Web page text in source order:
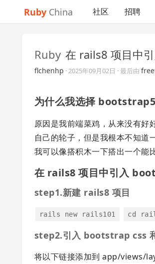
Ruby China 社区 招聘
Ruby 在 rails8 项目中
flchenhp ·2025年09月02日 · 最后由
为什么我选择
原因是我前端菜鸡，从来没有
自己的轮子，但是我根本不知
我可以像搭积木一下搭出一个能
在 rails8 项目中引入
step1.新建 rails8 项目
rails new rails101 cd
step2.引入 bootstrap css
将以下链接添加到 app/views/